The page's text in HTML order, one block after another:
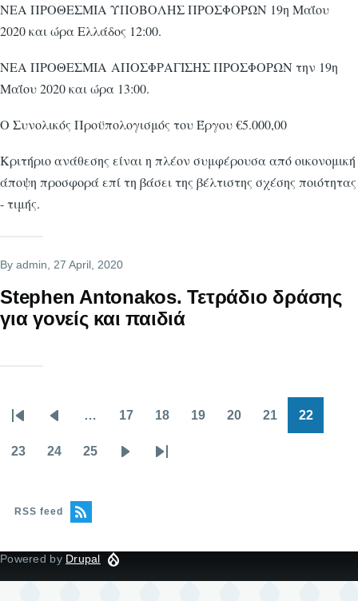
ΝΕΑ ΠΡΟΘΕΣΜΙΑ ΥΠΟΒΟΛΗΣ ΠΡΟΣΦΟΡΩΝ 19η Μαΐου
2020 και ώρα Ελλάδος 12:00.
ΝΕΑ ΠΡΟΘΕΣΜΙΑ ΑΠΟΣΦΡΑΓΙΣΗΣ ΠΡΟΣΦΟΡΩΝ την 19η
Μαΐου 2020 και ώρα 13:00.
Ο Συνολικός Προϋπολογισμός του Έργου €5.000,00
Κριτήριο ανάθεσης είναι η πλέον συμφέρουσα από οικονομική
άποψη προσφορά επί τη βάσει της βέλτιστης σχέσης ποιότητας
- τιμής.
By admin , 27 April, 2020
Stephen Antonakos. Τετράδιο δράσης
για γονείς και παιδιά
Pagination
First
page
Previous
page
… 17 18 19 20 21 22
23 24 25
Last
RSS feed
Powered by Drupal